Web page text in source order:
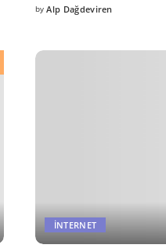
Posted
by Alp Dağdeviren
İNTERNET